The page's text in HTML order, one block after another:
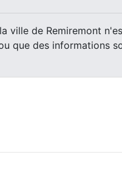
ville de Remiremont
que des informations